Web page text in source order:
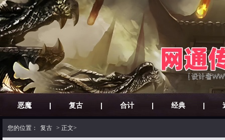
恶魔 | 复古 | 合计 | 经典 |
您的位置： 复古 > 正文>